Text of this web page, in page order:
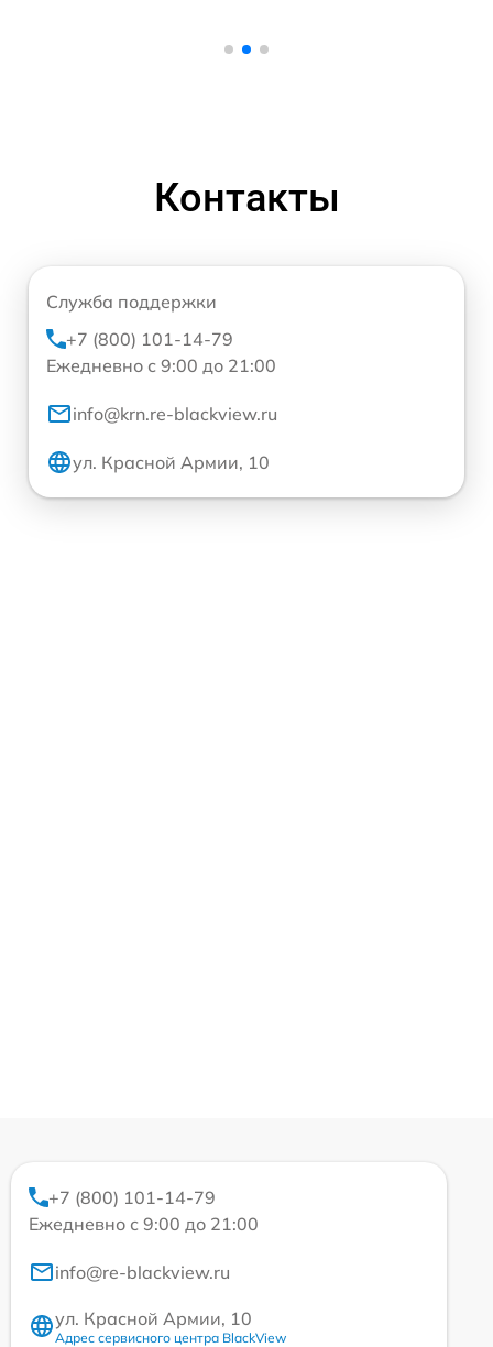
Контакты
Служба поддержки
+7 (800) 101-14-79
Ежедневно с 9:00 до 21:00
info@krn.re-blackview.ru
ул. Красной Армии, 10
+7 (800) 101-14-79
Ежедневно с 9:00 до 21:00
info@re-blackview.ru
ул. Красной Армии, 10
Адрес сервисного центра BlackView